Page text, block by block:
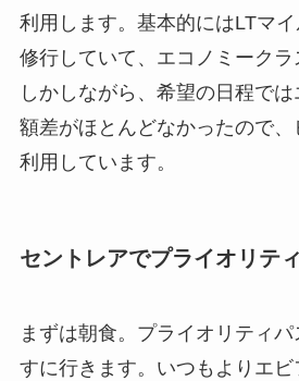
利用します。基本的にはLTマ
修行していて、エコノミークラ
しかしながら、希望の日程で
額差がほとんどなかったので
利用しています。
セントレアでプライオリテ
まずは朝食。プライオリティ
すに行きます。いつもよりエビ